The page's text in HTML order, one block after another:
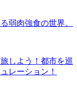
弱肉強食の世界。
しよう！都市を巡
レーション！